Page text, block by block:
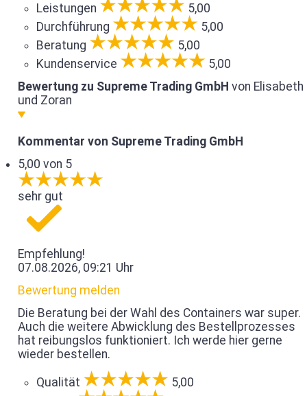
Leistungen
5,00
Durchführung
5,00
Beratung
5,00
Kundenservice
5,00
Bewertung zu Supreme Trading GmbH von Elisabeth
und Zoran
Kommentar von Supreme Trading GmbH
5,00 von 5
sehr gut
Empfehlung!
07.08.2026, 09:21 Uhr
Bewertung melden
Die Beratung bei der Wahl des Containers war super.
Auch die weitere Abwicklung des Bestellprozesses
hat reibungslos funktioniert. Ich werde hier gerne
wieder bestellen.
Qualität
5,00